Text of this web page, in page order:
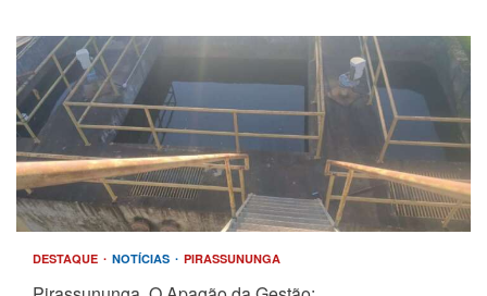
DESTAQUE NOTÍCIAS PIRASSUNUNGA